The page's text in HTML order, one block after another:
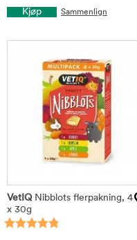
Kjøp Sammenlign
VetIQNibblots flerpakning, 4
x 30g